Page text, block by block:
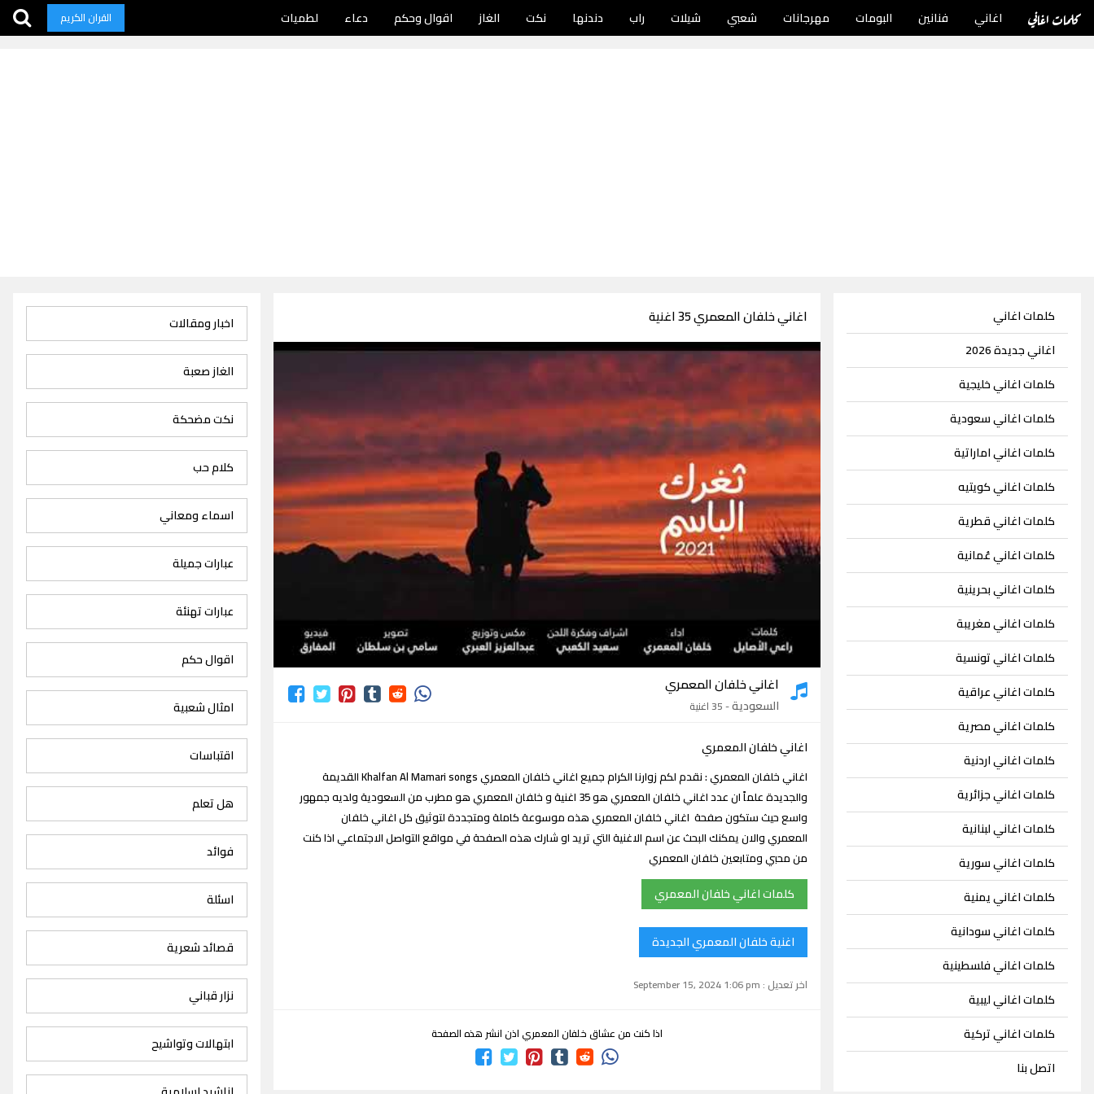
كلمات اغاني اغاني فنانين البومات مهرجانات شعبي شيلات راب دندنها نكت الغاز اقوال وحكم دعاء لطميات القران الكريم
كلمات اغاني
اغاني جديدة 2026
كلمات اغاني خليجية
كلمات اغاني سعودية
كلمات اغاني اماراتية
كلمات اغاني كويتيه
كلمات اغاني قطرية
كلمات اغاني عُمانية
كلمات اغاني بحرينية
كلمات اغاني مغريبة
كلمات اغاني تونسية
كلمات اغاني عراقية
كلمات اغاني مصرية
كلمات اغاني اردنية
كلمات اغاني جزائرية
كلمات اغاني لبنانية
كلمات اغاني سورية
كلمات اغاني يمنية
كلمات اغاني سودانية
كلمات اغاني فلسطينية
كلمات اغاني ليبية
كلمات اغاني تركية
اتصل بنا
اغاني خلفان المعمري 35 اغنية
اغاني خلفان المعمري
اغاني خلفان المعمري
السعودية- 35 اغنية
اغاني خلفان المعمري
اغاني خلفان المعمري : نقدم لكم زوارنا الكرام جميع اغاني خلفان المعمري Khalfan Al Mamari songs القديمة
والجديدة علماً ان عدد اغاني خلفان المعمري هو 35 اغنية و خلفان المعمري هو مطرب من السعودية ولديه جمهور
واسع حيث ستكون صفحة اغاني خلفان المعمري هذه موسوعة كاملة ومتجددة لتوثيق كل اغاني خلفان
المعمري والان يمكنك البحث عن اسم الاغنية التي تريد او شارك هذه الصفحة في مواقع التواصل الاجتماعي اذا كنت
من محبي ومتابعين خلفان المعمري
كلمات اغاني خلفان المعمري
اغنية خلفان المعمري الجديدة
اخر تعديل : September 15, 2024 1:06 pm
اذا كنت من عشاق خلفان المعمري اذن انشر هذه الصفحة
اخبار ومقالات
الغاز صعبة
نكت مضحكة
كلام حب
اسماء ومعاني
عبارات جميلة
عبارات تهنئة
اقوال حكم
امثال شعبية
اقتباسات
هل تعلم
فوائد
اسئلة
قصائد شعرية
نزار قباني
ابتهالات وتواشيح